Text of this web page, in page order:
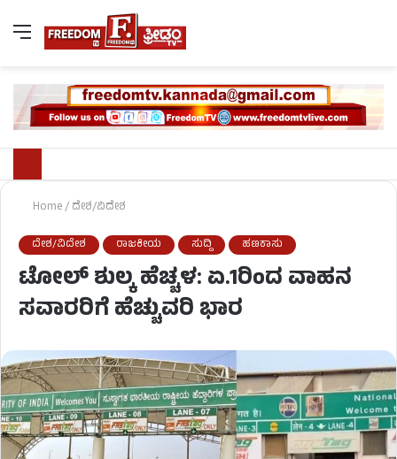
Home/ದೇಶ/ವಿದೇಶ
ದೇಶ/ವಿದೇಶ ರಾಜಕೀಯ ಸುದ್ದಿ ಹಣಕಾಸು
ಟೋಲ್ ಶುಲ್ಕ ಹೆಚ್ಚಳ: ಏ.1ರಿಂದ ವಾಹನ
ಸವಾರರಿಗೆ ಹೆಚ್ಚುವರಿ ಭಾರ